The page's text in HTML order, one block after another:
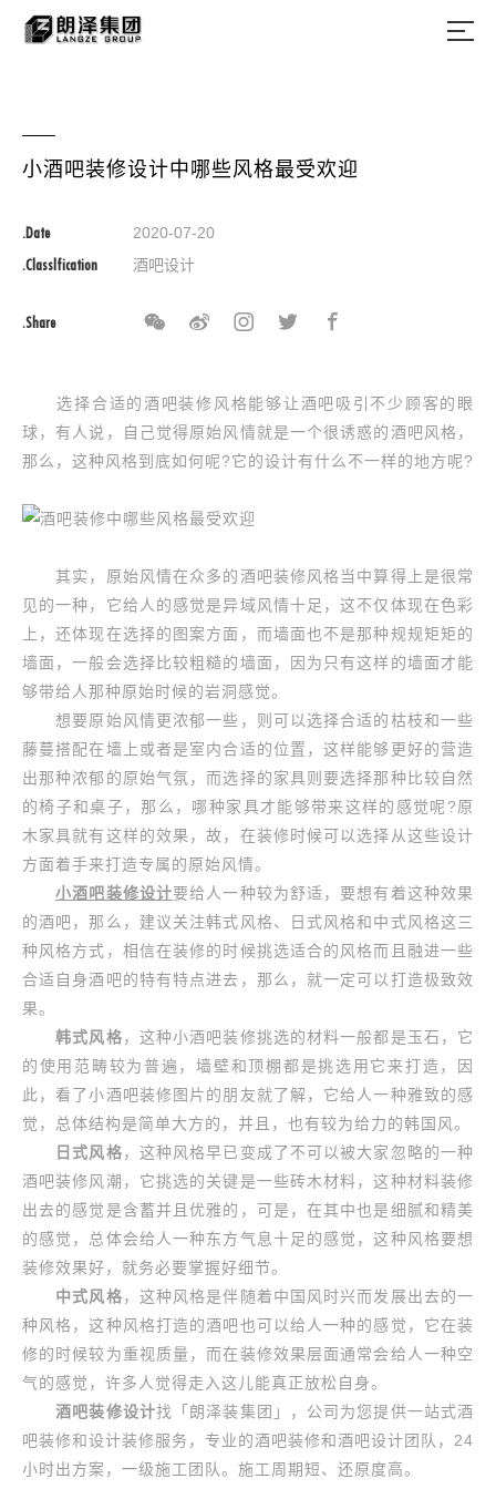
小酒吧装修设计中哪些风格最受欢迎
.Date 2020-07-20
.Classlfication 酒吧设计
.Share
选择合适的酒吧装修风格能够让酒吧吸引不少顾客的眼
球，有人说，自己觉得原始风情就是一个很诱惑的酒吧风格，
那么，这种风格到底如何呢?它的设计有什么不一样的地方呢?
其实，原始风情在众多的酒吧装修风格当中算得上是很常
见的一种，它给人的感觉是异域风情十足，这不仅体现在色彩
上，还体现在选择的图案方面，而墙面也不是那种规规矩矩的
墙面，一般会选择比较粗糙的墙面，因为只有这样的墙面才能
够带给人那种原始时候的岩洞感觉。
想要原始风情更浓郁一些，则可以选择合适的枯枝和一些
藤蔓搭配在墙上或者是室内合适的位置，这样能够更好的营造
出那种浓郁的原始气氛，而选择的家具则要选择那种比较自然
的椅子和桌子，那么，哪种家具才能够带来这样的感觉呢?原
木家具就有这样的效果，故，在装修时候可以选择从这些设计
方面着手来打造专属的原始风情。
小酒吧装修设计要给人一种较为舒适，要想有着这种效果
的酒吧，那么，建议关注韩式风格、日式风格和中式风格这三
种风格方式，相信在装修的时候挑选适合的风格而且融进一些
合适自身酒吧的特有特点进去，那么，就一定可以打造极致效
果。
韩式风格，这种小酒吧装修挑选的材料一般都是玉石，它
的使用范畴较为普遍，墙壁和顶棚都是挑选用它来打造，因
此，看了小酒吧装修图片的朋友就了解，它给人一种雅致的感
觉，总体结构是简单大方的，并且，也有较为给力的韩国风。
日式风格，这种风格早已变成了不可以被大家忽略的一种
酒吧装修风潮，它挑选的关键是一些砖木材料，这种材料装修
出去的感觉是含蓄并且优雅的，可是，在其中也是细腻和精美
的感觉，总体会给人一种东方气息十足的感觉，这种风格要想
装修效果好，就务必要掌握好细节。
中式风格，这种风格是伴随着中国风时兴而发展出去的一
种风格，这种风格打造的酒吧也可以给人一种的感觉，它在装
修的时候较为重视质量，而在装修效果层面通常会给人一种空
气的感觉，许多人觉得走入这儿能真正放松自身。
酒吧装修设计找「朗泽装集团」，公司为您提供一站式酒
吧装修和设计装修服务，专业的酒吧装修和酒吧设计团队，24
小时出方案，一级施工团队。施工周期短、还原度高。